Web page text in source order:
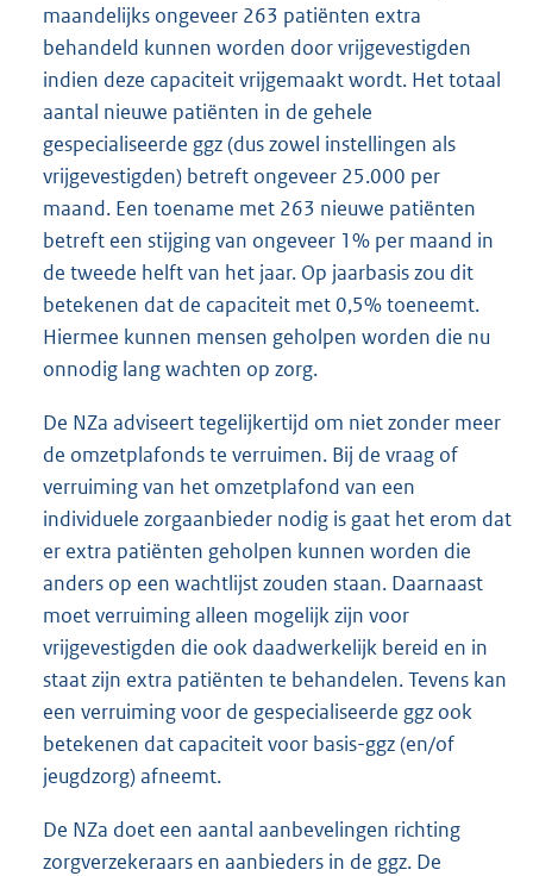
maandelijks ongeveer 263 patiënten extra
behandeld kunnen worden door vrijgevestigden
indien deze capaciteit vrijgemaakt wordt. Het totaal
aantal nieuwe patiënten in de gehele
gespecialiseerde ggz (dus zowel instellingen als
vrijgevestigden) betreft ongeveer 25.000 per
maand. Een toename met 263 nieuwe patiënten
betreft een stijging van ongeveer 1% per maand in
de tweede helft van het jaar. Op jaarbasis zou dit
betekenen dat de capaciteit met 0,5% toeneemt.
Hiermee kunnen mensen geholpen worden die nu
onnodig lang wachten op zorg.
De NZa adviseert tegelijkertijd om niet zonder meer
de omzetplafonds te verruimen. Bij de vraag of
verruiming van het omzetplafond van een
individuele zorgaanbieder nodig is gaat het erom dat
er extra patiënten geholpen kunnen worden die
anders op een wachtlijst zouden staan. Daarnaast
moet verruiming alleen mogelijk zijn voor
vrijgevestigden die ook daadwerkelijk bereid en in
staat zijn extra patiënten te behandelen. Tevens kan
een verruiming voor de gespecialiseerde ggz ook
betekenen dat capaciteit voor basis-ggz (en/of
jeugdzorg) afneemt.
De NZa doet een aantal aanbevelingen richting
zorgverzekeraars en aanbieders in de ggz. De